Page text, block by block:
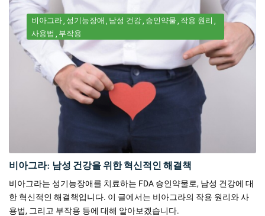
비아그라 성기능장애 남성 건강 승인약물 작용 원리
사용법
부작용
비아그라: 남성 건강을 위한 혁신적인 해결책
비아그라는 성기능장애를 치료하는 FDA 승인약물로, 남성 건강에 대
한 혁신적인 해결책입니다. 이 글에서는 비아그라의 작용 원리와 사
용법, 그리고 부작용 등에 대해 알아보겠습니다.